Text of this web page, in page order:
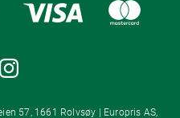
57, 1661 Rolvsøy | Europris AS,